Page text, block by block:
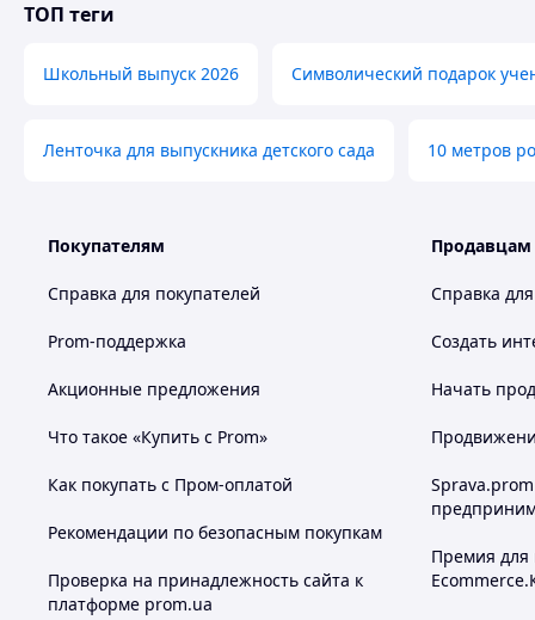
ТОП теги
Школьный выпуск 2026 Символический подарок
Ленточка для выпускника детского сада 10 метров
Покупателям
Справка для покупателей
Prom-поддержка
Акционные предложения
Что такое «Купить с Prom»
Как покупать с Пром-оплатой
Рекомендации по безопасным покупкам
Проверка на принадлежность сайта к
платформе prom.ua
Продавцам
Справка
Создать
Начать
Премия для